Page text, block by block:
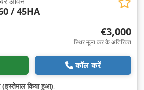
/ 45HA
€3,000
स्थिर मूल्य कर के अतिरिक्त
कॉल करें
(इस्तेमाल किया हुआ),